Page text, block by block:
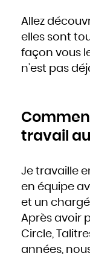
Allez
elles sont
façon vous
n’est pas
travail
Je travaille
en équipe
et un
Après avoir
Circle,
années,